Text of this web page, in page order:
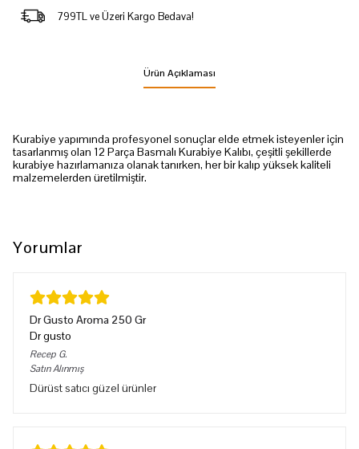
799TL ve Üzeri Kargo Bedava!
Ürün Açıklaması
Kurabiye yapımında profesyonel sonuçlar elde etmek isteyenler için
tasarlanmış olan 12 Parça Basmalı Kurabiye Kalıbı, çeşitli şekillerde
kurabiye hazırlamanıza olanak tanırken, her bir kalıp yüksek kaliteli
malzemelerden üretilmiştir.
Yorumlar
Dr Gusto Aroma 250 Gr
Dr gusto
Recep G.
Satın Alınmış
Dürüst satıcı güzel ürünler